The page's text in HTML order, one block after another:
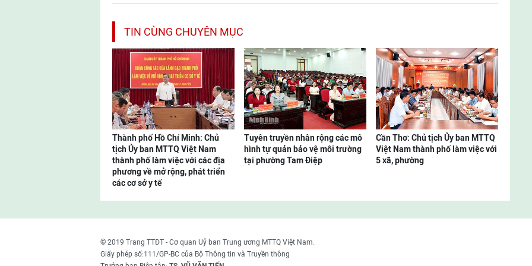
TIN CÙNG CHUYÊN MỤC
Thành phố Hồ Chí Minh: Chủ
tịch Ủy ban MTTQ Việt Nam
thành phố làm việc với các địa
phương về mở rộng, phát triển
các cơ sở y tế
Tuyên truyền nhân rộng các mô
hình tự quản bảo vệ môi trường
tại phường Tam Điệp
Cần Thơ: Chủ tịch Ủy ban MTTQ
Việt Nam thành phố làm việc với
5 xã, phường
© 2019 Trang TTĐT - Cơ quan Uỷ ban Trung ương MTTQ Việt Nam.
Giấy phép số:111/GP-BC của Bộ Thông tin và Truyền thông